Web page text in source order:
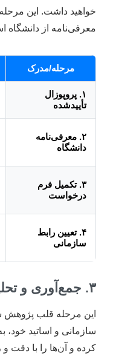
خواهید داشت. این
معرفی‌نامه از دانشگاه
مرحله/مدرک
۱. پروپوزال
تأییدشده
۲. معرفی‌نامه
دانشگاه
۳. تکمیل فرم
درخواست
۴. تعیین رابط
سازمانی
۳. جمع‌آوری و تحلیل داده‌ها
این مرحله قلب پژوهش
سازمانی و اساتید خود،
کرده و آن‌ها را با دقت